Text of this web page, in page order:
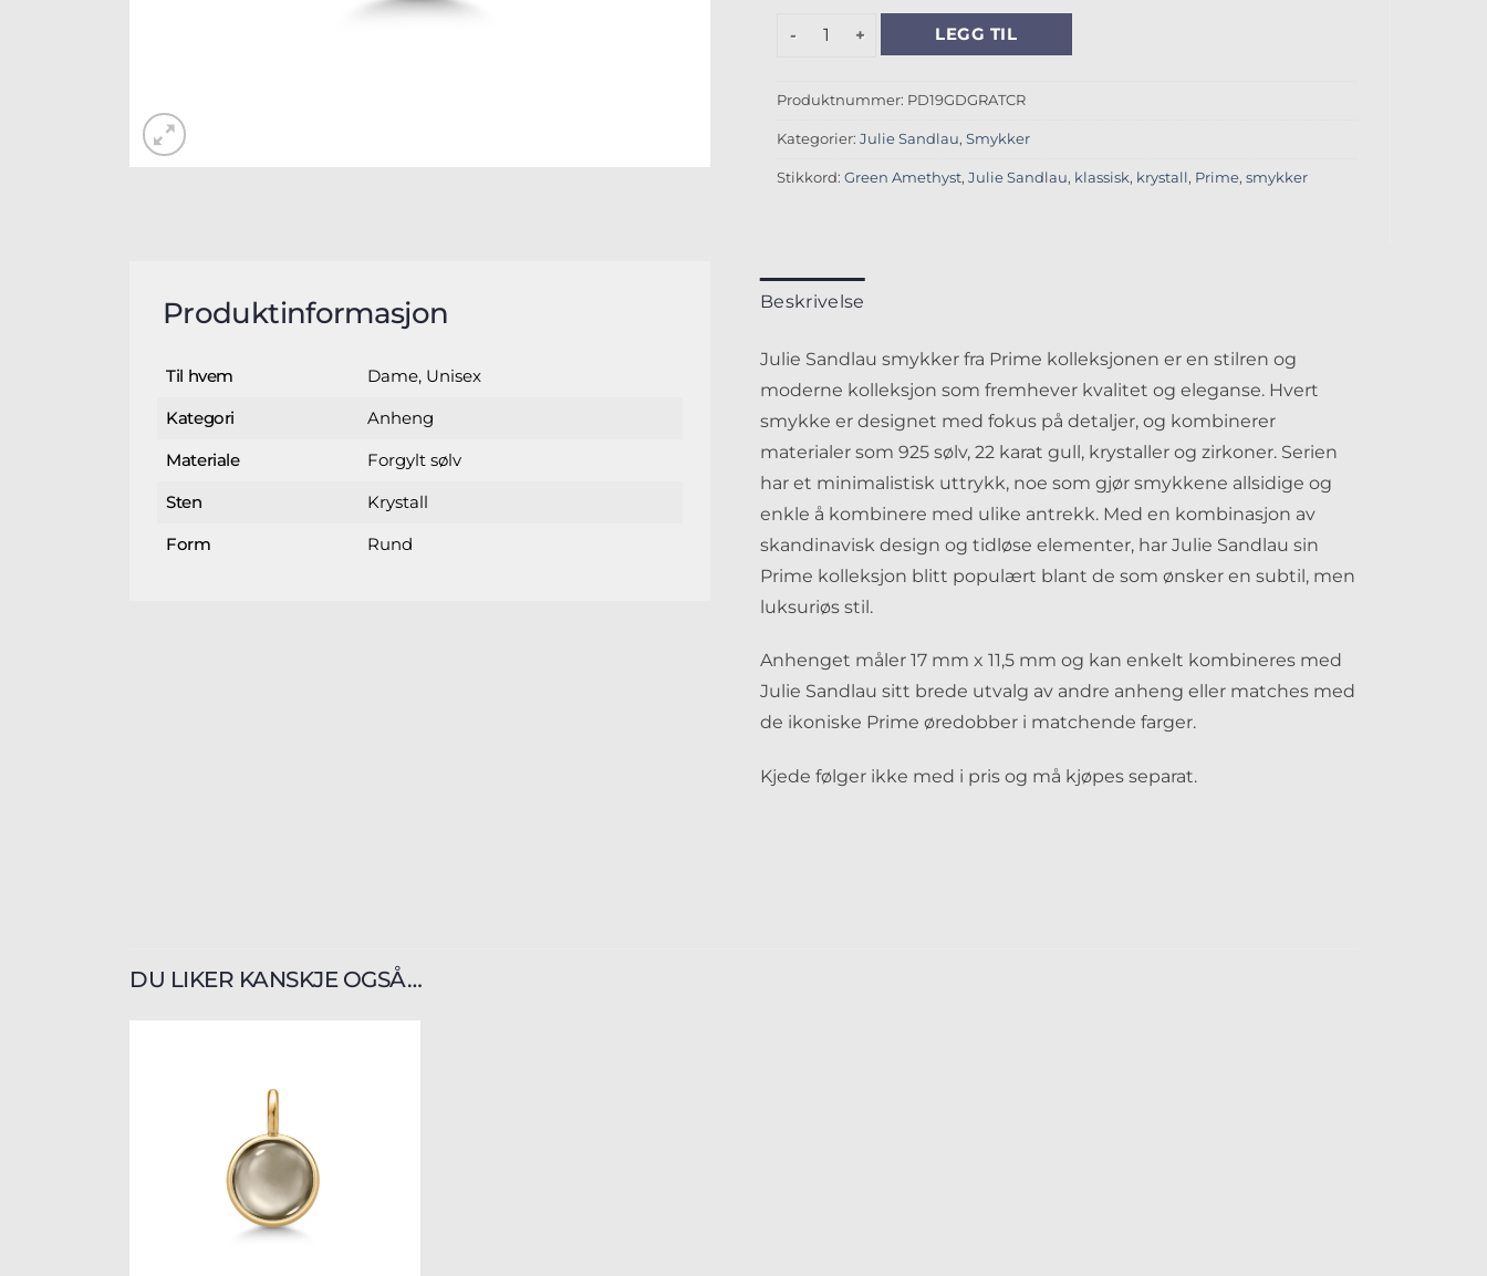
Julie Sandlau Prime Green Amethyst Anheng antall
LEGG TIL
Produktnummer: PD19GDGRATCR
Kategorier: Julie Sandlau, Smykker
Stikkord: Green Amethyst, Julie Sandlau, klassisk, krystall, Prime, smykker
Produktinformasjon
Til hvem Dame, Unisex
Kategori Anheng
Materiale Forgylt sølv
Sten Krystall
Form Rund
Beskrivelse
Julie Sandlau smykker fra Prime kolleksjonen er en stilren og
moderne kolleksjon som fremhever kvalitet og eleganse. Hvert
smykke er designet med fokus på detaljer, og kombinerer
materialer som 925 sølv, 22 karat gull, krystaller og zirkoner. Serien
har et minimalistisk uttrykk, noe som gjør smykkene allsidige og
enkle å kombinere med ulike antrekk. Med en kombinasjon av
skandinavisk design og tidløse elementer, har Julie Sandlau sin
Prime kolleksjon blitt populært blant de som ønsker en subtil, men
luksuriøs stil.
Anhenget måler 17 mm x 11,5 mm og kan enkelt kombineres med
Julie Sandlau sitt brede utvalg av andre anheng eller matches med
de ikoniske Prime øredobber i matchende farger.
Kjede følger ikke med i pris og må kjøpes separat.
DU LIKER KANSKJE OGSÅ…